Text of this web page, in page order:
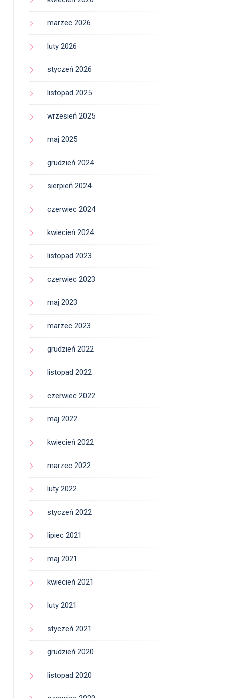
marzec 2026
luty 2026
styczeń 2026
listopad 2025
wrzesień 2025
maj 2025
grudzień 2024
sierpień 2024
czerwiec 2024
kwiecień 2024
listopad 2023
czerwiec 2023
maj 2023
marzec 2023
grudzień 2022
listopad 2022
czerwiec 2022
maj 2022
kwiecień 2022
marzec 2022
luty 2022
styczeń 2022
lipiec 2021
maj 2021
kwiecień 2021
luty 2021
styczeń 2021
grudzień 2020
listopad 2020